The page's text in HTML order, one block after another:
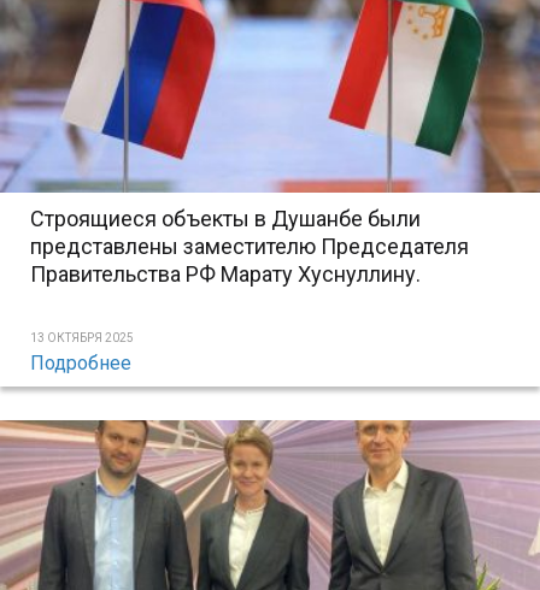
Строящиеся объекты в Душанбе были
представлены заместителю Председателя
Правительства РФ Марату Хуснуллину.
13 ОКТЯБРЯ 2025
Подробнее